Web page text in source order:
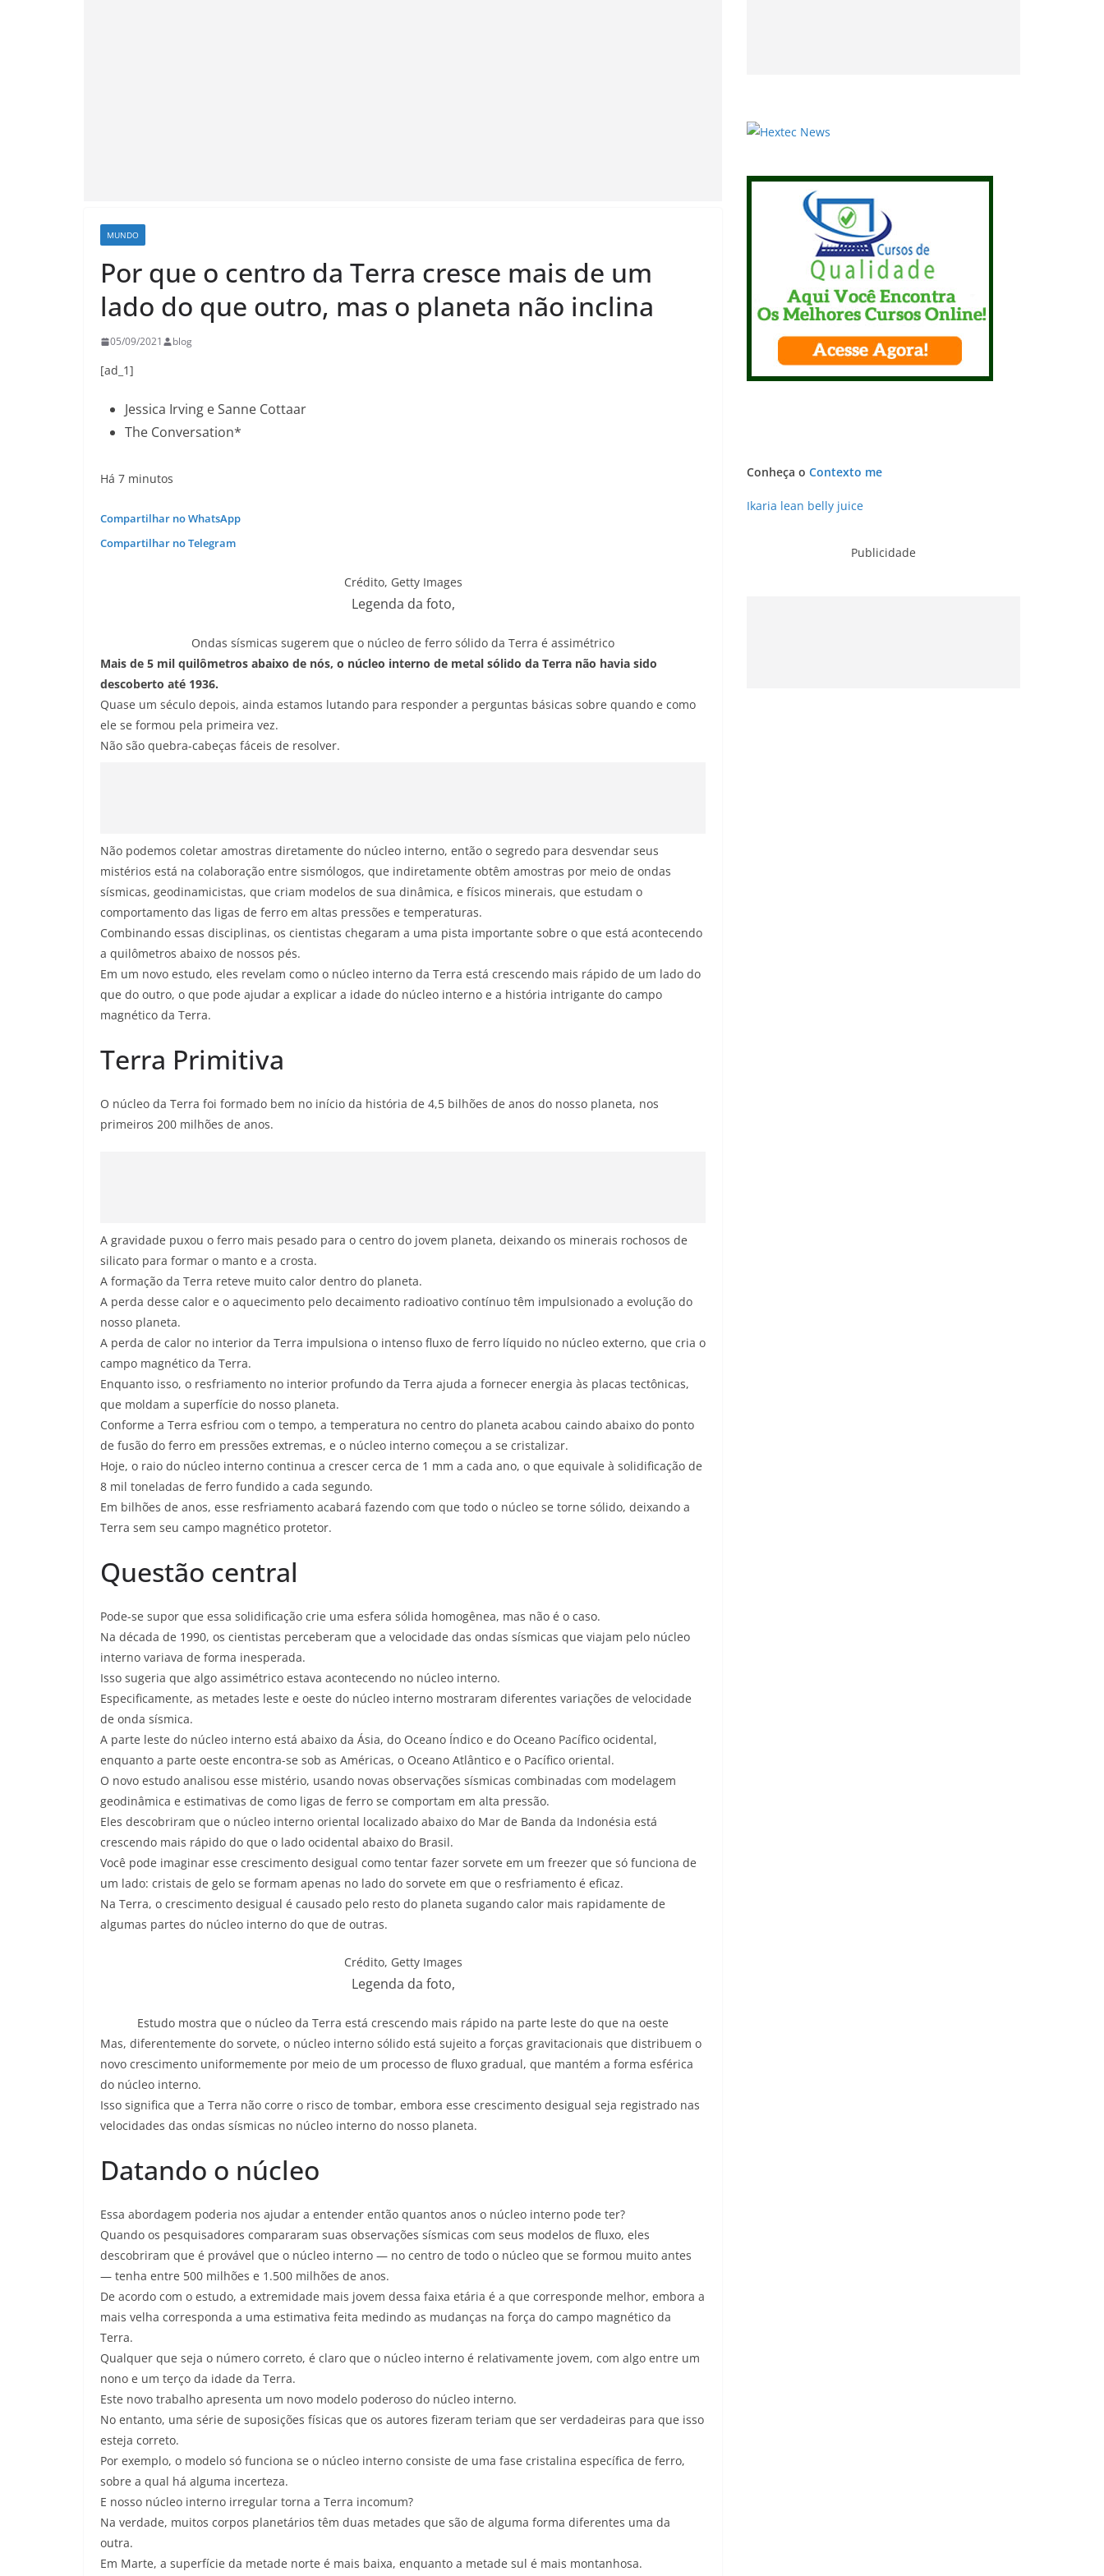
MUNDO
Por que o centro da Terra cresce mais de um
lado do que outro, mas o planeta não inclina
05/09/2021 blog
[ad_1]
Jessica Irving e Sanne Cottaar
The Conversation*
Há 7 minutos
Compartilhar no WhatsApp
Compartilhar no Telegram
Crédito, Getty Images
Legenda da foto,
Ondas sísmicas sugerem que o núcleo de ferro sólido da Terra é assimétrico
Mais de 5 mil quilômetros abaixo de nós, o núcleo interno de metal sólido da Terra não havia sido
descoberto até 1936.
Quase um século depois, ainda estamos lutando para responder a perguntas básicas sobre quando e como
ele se formou pela primeira vez.
Não são quebra-cabeças fáceis de resolver.
Não podemos coletar amostras diretamente do núcleo interno, então o segredo para desvendar seus
mistérios está na colaboração entre sismólogos, que indiretamente obtêm amostras por meio de ondas
sísmicas, geodinamicistas, que criam modelos de sua dinâmica, e físicos minerais, que estudam o
comportamento das ligas de ferro em altas pressões e temperaturas.
Combinando essas disciplinas, os cientistas chegaram a uma pista importante sobre o que está acontecendo
a quilômetros abaixo de nossos pés.
Em um novo estudo, eles revelam como o núcleo interno da Terra está crescendo mais rápido de um lado do
que do outro, o que pode ajudar a explicar a idade do núcleo interno e a história intrigante do campo
magnético da Terra.
Terra Primitiva
O núcleo da Terra foi formado bem no início da história de 4,5 bilhões de anos do nosso planeta, nos
primeiros 200 milhões de anos.
A gravidade puxou o ferro mais pesado para o centro do jovem planeta, deixando os minerais rochosos de
silicato para formar o manto e a crosta.
A formação da Terra reteve muito calor dentro do planeta.
A perda desse calor e o aquecimento pelo decaimento radioativo contínuo têm impulsionado a evolução do
nosso planeta.
A perda de calor no interior da Terra impulsiona o intenso fluxo de ferro líquido no núcleo externo, que cria o
campo magnético da Terra.
Enquanto isso, o resfriamento no interior profundo da Terra ajuda a fornecer energia às placas tectônicas,
que moldam a superfície do nosso planeta.
Conforme a Terra esfriou com o tempo, a temperatura no centro do planeta acabou caindo abaixo do ponto
de fusão do ferro em pressões extremas, e o núcleo interno começou a se cristalizar.
Hoje, o raio do núcleo interno continua a crescer cerca de 1 mm a cada ano, o que equivale à solidificação de
8 mil toneladas de ferro fundido a cada segundo.
Em bilhões de anos, esse resfriamento acabará fazendo com que todo o núcleo se torne sólido, deixando a
Terra sem seu campo magnético protetor.
Questão central
Pode-se supor que essa solidificação crie uma esfera sólida homogênea, mas não é o caso.
Na década de 1990, os cientistas perceberam que a velocidade das ondas sísmicas que viajam pelo núcleo
interno variava de forma inesperada.
Isso sugeria que algo assimétrico estava acontecendo no núcleo interno.
Especificamente, as metades leste e oeste do núcleo interno mostraram diferentes variações de velocidade
de onda sísmica.
A parte leste do núcleo interno está abaixo da Ásia, do Oceano Índico e do Oceano Pacífico ocidental,
enquanto a parte oeste encontra-se sob as Américas, o Oceano Atlântico e o Pacífico oriental.
O novo estudo analisou esse mistério, usando novas observações sísmicas combinadas com modelagem
geodinâmica e estimativas de como ligas de ferro se comportam em alta pressão.
Eles descobriram que o núcleo interno oriental localizado abaixo do Mar de Banda da Indonésia está
crescendo mais rápido do que o lado ocidental abaixo do Brasil.
Você pode imaginar esse crescimento desigual como tentar fazer sorvete em um freezer que só funciona de
um lado: cristais de gelo se formam apenas no lado do sorvete em que o resfriamento é eficaz.
Na Terra, o crescimento desigual é causado pelo resto do planeta sugando calor mais rapidamente de
algumas partes do núcleo interno do que de outras.
Crédito, Getty Images
Legenda da foto,
Estudo mostra que o núcleo da Terra está crescendo mais rápido na parte leste do que na oeste
Mas, diferentemente do sorvete, o núcleo interno sólido está sujeito a forças gravitacionais que distribuem o
novo crescimento uniformemente por meio de um processo de fluxo gradual, que mantém a forma esférica
do núcleo interno.
Isso significa que a Terra não corre o risco de tombar, embora esse crescimento desigual seja registrado nas
velocidades das ondas sísmicas no núcleo interno do nosso planeta.
Datando o núcleo
Essa abordagem poderia nos ajudar a entender então quantos anos o núcleo interno pode ter?
Quando os pesquisadores compararam suas observações sísmicas com seus modelos de fluxo, eles
descobriram que é provável que o núcleo interno — no centro de todo o núcleo que se formou muito antes
— tenha entre 500 milhões e 1.500 milhões de anos.
De acordo com o estudo, a extremidade mais jovem dessa faixa etária é a que corresponde melhor, embora a
mais velha corresponda a uma estimativa feita medindo as mudanças na força do campo magnético da
Terra.
Qualquer que seja o número correto, é claro que o núcleo interno é relativamente jovem, com algo entre um
nono e um terço da idade da Terra.
Este novo trabalho apresenta um novo modelo poderoso do núcleo interno.
No entanto, uma série de suposições físicas que os autores fizeram teriam que ser verdadeiras para que isso
esteja correto.
Por exemplo, o modelo só funciona se o núcleo interno consiste de uma fase cristalina específica de ferro,
sobre a qual há alguma incerteza.
E nosso núcleo interno irregular torna a Terra incomum?
Na verdade, muitos corpos planetários têm duas metades que são de alguma forma diferentes uma da
outra.
Em Marte, a superfície da metade norte é mais baixa, enquanto a metade sul é mais montanhosa.
Conheça o Contexto me
Ikaria lean belly juice
Publicidade